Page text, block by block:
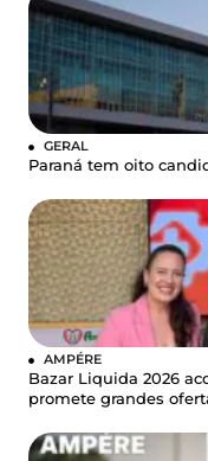
GERAL
Paraná tem oito
AMPÉRE
Bazar Liquida 2026
promete grandes